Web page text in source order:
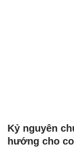
Kỷ nguyên
hướng cho